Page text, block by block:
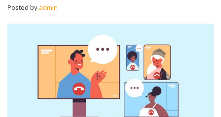
Posted by admin